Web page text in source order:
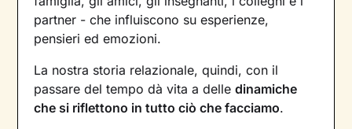
partner - che influiscono su esperienze,
pensieri ed emozioni.
La nostra storia relazionale, quindi, con il
passare del tempo dà vita a delledinamiche
che si riflettono in tutto ciò che facciamo.